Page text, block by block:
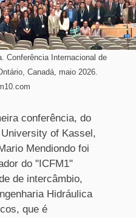
Conferência Internacional de
Canadá, maio 2026.
conferência, do
of Kassel,
Mendiondo foi
do "ICFM1"
de intercâmbio,
Hidráulica
que é